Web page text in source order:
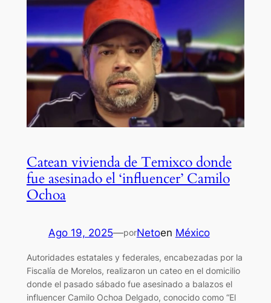
Catean vivienda de Temixco donde
fue asesinado el ‘influencer’ Camilo
Ochoa
Ago 19, 2025—porNetoen México
Autoridades estatales y federales, encabezadas por la
Fiscalía de Morelos, realizaron un cateo en el domicilio
donde el pasado sábado fue asesinado a balazos el
influencer Camilo Ochoa Delgado, conocido como “El